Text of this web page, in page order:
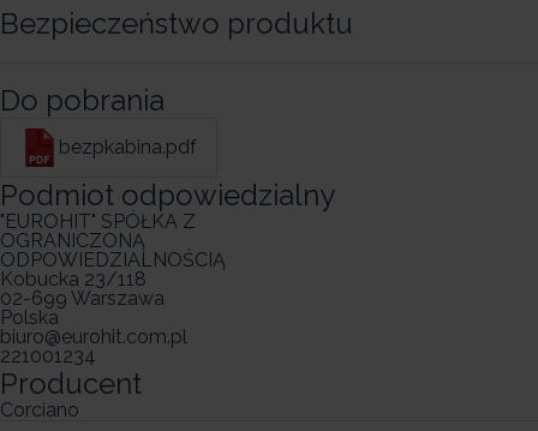
Bezpieczeństwo produktu
Do pobrania
bezpkabina.pdf
Podmiot odpowiedzialny
"EUROHIT" SPÓŁKA Z
OGRANICZONĄ
ODPOWIEDZIALNOŚCIĄ
Kobucka 23/118
02-699 Warszawa
Polska
biuro@eurohit.com.pl
221001234
Producent
Corciano